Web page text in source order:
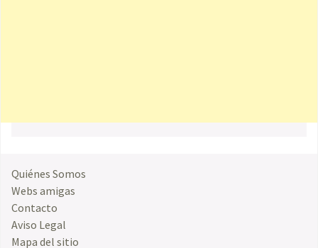
Quiénes Somos
Webs amigas
Contacto
Aviso Legal
Mapa del sitio